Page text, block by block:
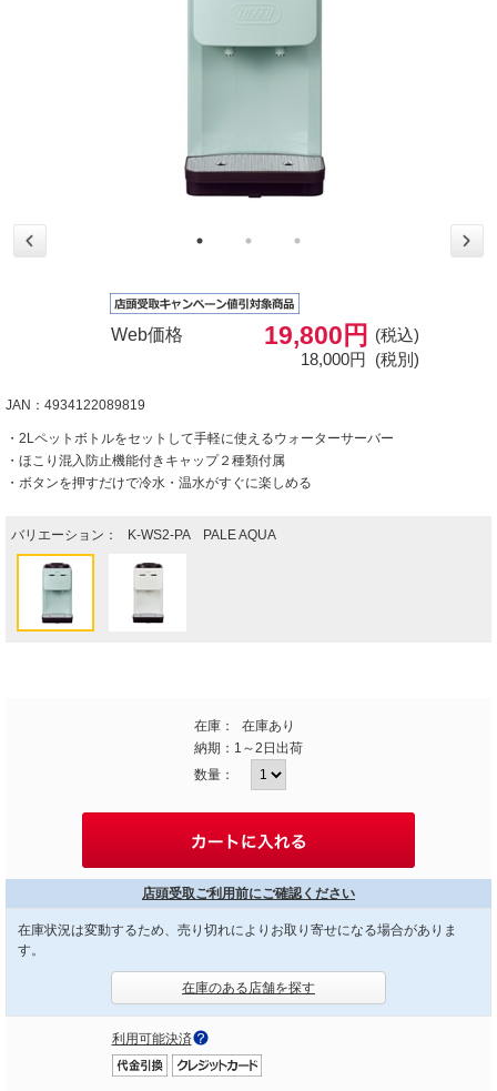
Web価格 19,800円
(税込)
18,000円 (税別)
JAN：4934122089819
・2Lペットボトルをセットして手軽に使えるウォーターサーバー
・ほこり混入防止機能付きキャップ２種類付属
・ボタンを押すだけで冷水・温水がすぐに楽しめる
バリエーション： K-WS2-PA PALE AQUA
在庫：
在庫あり
納期： 1～2日出荷
数量：
店頭受取ご利用前にご確認ください
在庫状況は変動するため、売り切れによりお取り寄せになる場合がありま
す。
在庫のある店舗を探す
利用可能決済